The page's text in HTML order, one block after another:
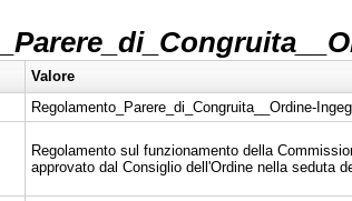
Valore
Regolamento_Parere_di_Congruita__Ordine-
Regolamento sul funzionamento della
approvato dal Consiglio dell'Ordine nella seduta